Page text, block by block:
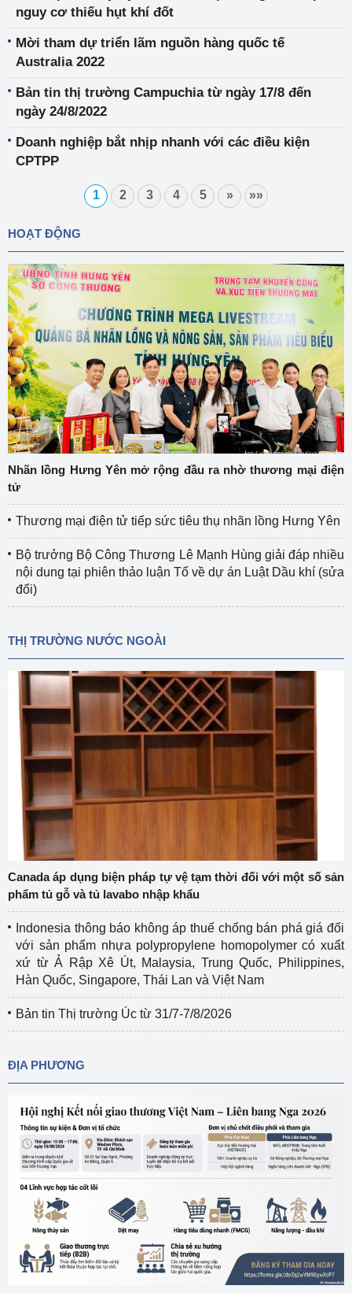
nguy cơ thiếu hụt khí đốt
Mời tham dự triển lãm nguồn hàng quốc tế
Australia 2022
Bản tin thị trường Campuchia từ ngày 17/8 đến
ngày 24/8/2022
Doanh nghiệp bắt nhịp nhanh với các điều kiện
CPTPP
1 2 3 4 5 » »»
HOẠT ĐỘNG
Nhãn lồng Hưng Yên mở rộng đầu ra nhờ thương mại điện
tử
Thương mại điện tử tiếp sức tiêu thụ nhãn lồng Hưng Yên
Bộ trưởng Bộ Công Thương Lê Mạnh Hùng giải đáp nhiều
nội dung tại phiên thảo luận Tổ về dự án Luật Dầu khí (sửa
đổi)
THỊ TRƯỜNG NƯỚC NGOÀI
Canada áp dụng biện pháp tự vệ tạm thời đối với một số sản
phẩm tủ gỗ và tủ lavabo nhập khẩu
Indonesia thông báo không áp thuế chống bán phá giá đối
với sản phẩm nhựa polypropylene homopolymer có xuất
xứ từ Ả Rập Xê Út, Malaysia, Trung Quốc, Philippines,
Hàn Quốc, Singapore, Thái Lan và Việt Nam
Bản tin Thị trường Úc từ 31/7-7/8/2026
ĐỊA PHƯƠNG